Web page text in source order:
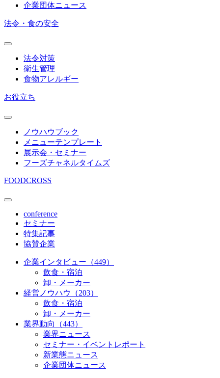
企業団体ニュース
法令・食の安全
法令対策
衛生管理
食物アレルギー
お役立ち
ノウハウブック
メニューテンプレート
展示会・セミナー
フーズチャネルタイムズ
FOODCROSS
conference
セミナー
特集記事
協賛企業
企業インタビュー（449）
飲食・宿泊
卸・メーカー
経営ノウハウ（203）
飲食・宿泊
卸・メーカー
業界動向（443）
業界ニュース
セミナー・イベントレポート
新業態ニュース
企業団体ニュース